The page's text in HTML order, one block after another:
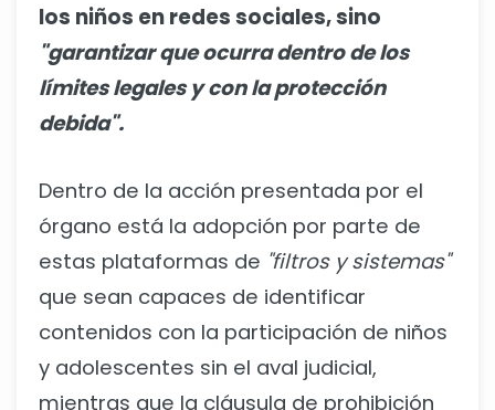
los niños en redes sociales, sino
"garantizar que ocurra dentro de los
límites legales y con la protección
debida".
Dentro de la acción presentada por el
órgano está la adopción por parte de
estas plataformas de "filtros y sistemas"
que sean capaces de identificar
contenidos con la participación de niños
y adolescentes sin el aval judicial,
mientras que la cláusula de prohibición